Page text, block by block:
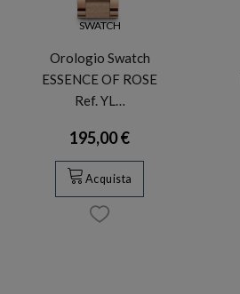
SWATCH
Orologio Swatch
ESSENCE OF ROSE
Ref. YL…
195,00 €
Acquista